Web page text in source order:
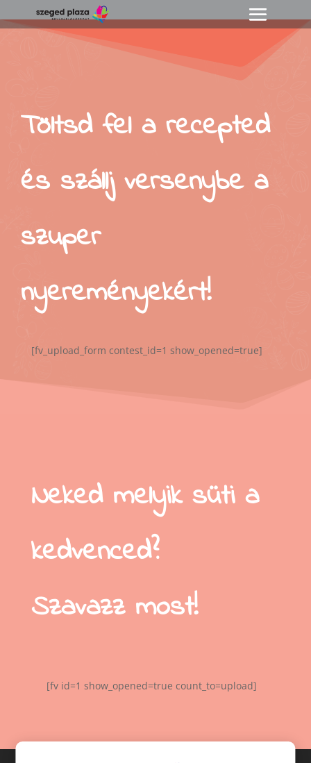
Töltsd fel a recepted
és szállj versenybe a
szuper
nyereményekért!
[fv_upload_form contest_id=1 show_opened=true]
Neked melyik süti a
kedvenced?
Szavazz most!
[fv id=1 show_opened=true count_to=upload]